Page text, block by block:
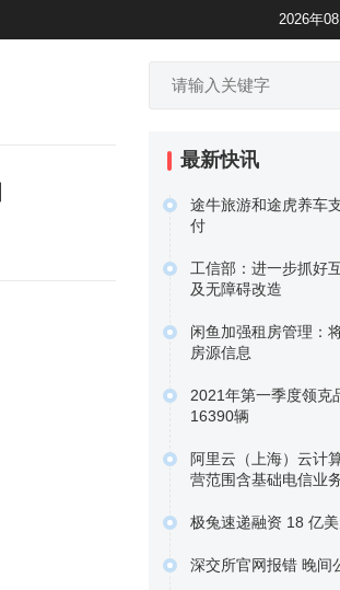
2026年
最新快讯
途牛旅游和途虎养车
付
行、农业银行、中国
工信部：进一步抓好
及无障碍改造
印发通知，部署进一
闲鱼加强租房管理：
房源信息
租房管理，对违反发
2021年第一季度领克
16390辆
季度汽车总销量为
阿里云（上海）云计
营范围含基础电信业
值电信业务；第二类
原文链接
极兔速递融资 18 亿
完成了一笔 18…
深交所官网报错 晚间